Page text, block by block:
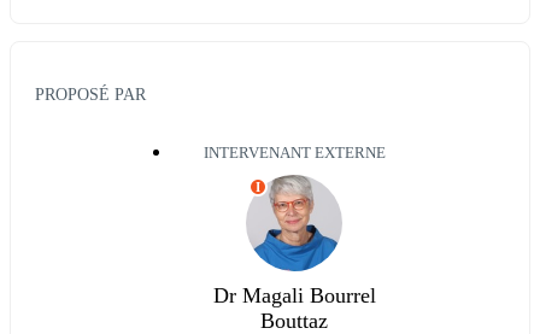
PROPOSÉ PAR
INTERVENANT EXTERNE
I
Dr Magali Bourrel
Bouttaz